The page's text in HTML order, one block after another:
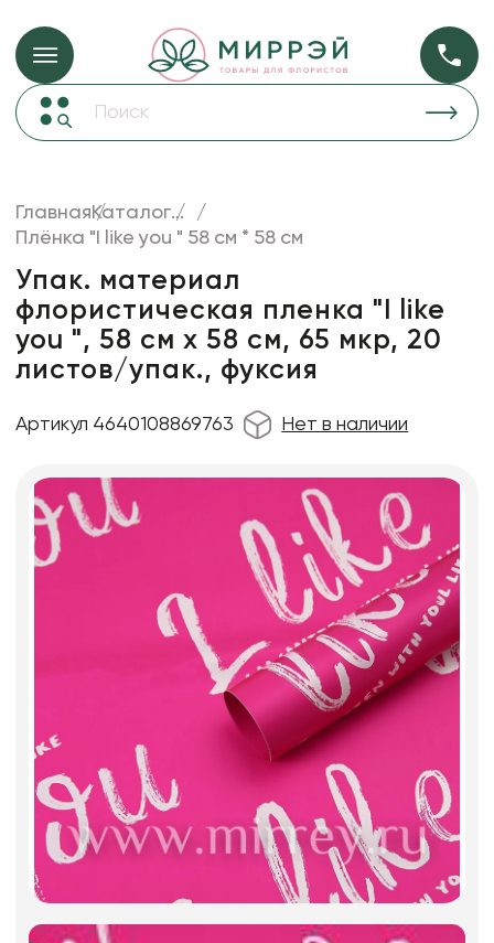
Упаковка для цветов и подарков Упаковка для
Коробки для цветов
Декор для дома
Лента
Товары для флористов
Пакеты для цветов и подарков
Искусственные цветы и растения
Фоамиран
Свечи
ГлавнаяКаталог...
Плёнка "I like you " 58 см * 58 см
Упак. материал
флористическая пленка "I like
you ", 58 см х 58 см, 65 мкр, 20
листов/упак., фуксия
Артикул 4640108869763 Нет в наличии